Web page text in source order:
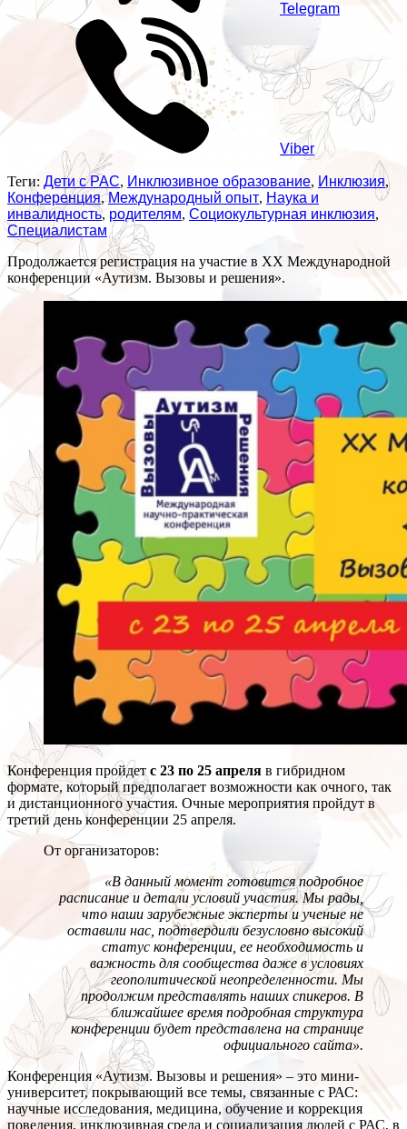
Telegram
Viber
Теги: Дети с РАС, Инклюзивное образование, Инклюзия,
Конференция,Международный опыт, Наука и
инвалидность, родителям, Социокультурная инклюзия,
Специалистам
Продолжается регистрация на участие в ХХ Международной
конференции «Аутизм. Вызовы и решения».
Конференция пройдет с 23 по 25 апреля в гибридном
формате, который предполагает возможности как очного, так
и дистанционного участия. Очные мероприятия пройдут в
третий день конференции 25 апреля.
От организаторов:
«В данный момент готовится подробное
расписание и детали условий участия. Мы рады,
что наши зарубежные эксперты и ученые не
оставили нас, подтвердили безусловно высокий
статус конференции, ее необходимость и
важность для сообщества даже в условиях
геополитической неопределенности. Мы
продолжим представлять наших спикеров. В
ближайшее время подробная структура
конференции будет представлена на странице
официального сайта».
Конференция «Аутизм. Вызовы и решения» – это мини-
университет, покрывающий все темы, связанные с РАС:
научные исследования, медицина, обучение и коррекция
поведения, инклюзивная среда и социализация людей с РАС, в